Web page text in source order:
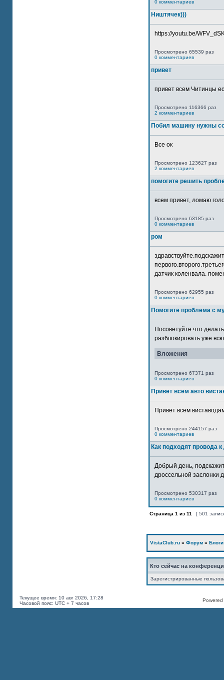
0 комментариев
Ништячек)))
https://youtu.be/
Просмотрено 65539 раз
0 комментариев
привет
привет всем Читинцы
Просмотрено 116366 раз
2 комментариев
Побил машину нужны
Все ок
Просмотрено 123627 раз
2 комментариев
помогите решить
всем привет, ломаю
Просмотрено 63185 раз
0 комментариев
ром
датчик коленвала.
Просмотрено 62955 раз
0 комментариев
Помогите проблема с
Посоветуйте что
разблокировать уже
Вложения
Просмотрено 67371 раз
0 комментариев
Привет всем авто
Привет всем
Просмотрено 244157 раз
0 комментариев
Как подходят провода
Добрый день,
дроссельной заслонки
Просмотрено 530317 раз
0 комментариев
Страница 1 из 11 [ 501
VistaClub.ru » Форум » Блоги
Кто сейчас на
Зарегистрированные
Текущее время: 10 авг 2026, 17:28
Часовой пояс: UTC + 7 часов